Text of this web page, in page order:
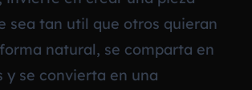
sea tan util que otros quieran
natural, se comparta en
y se convierta en una